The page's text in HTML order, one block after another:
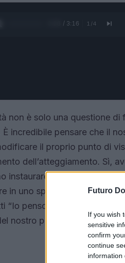
Futuro
If you wish
sensitive
confirm
continue
information
0:27 / 3:16 1 /4
non è solo una questione di
È incredibile pensare che il
il proprio punto di
dell’atteggiamento. Sì,
instaurare un’abitudine a
in uno sport. E chi di noi
“Io penso positivo”? Ecco,
nostro pensiero.